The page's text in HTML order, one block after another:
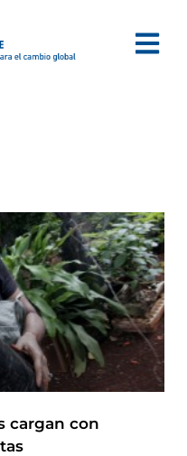
cargan con